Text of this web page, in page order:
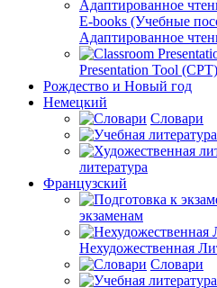
E-books (Учебные
Адаптированное
Presentation Tool (CPT)
Рождество и Новый год
Немецкий
Словари
литература
Французский
экзаменам
Нехудожественная
Словари